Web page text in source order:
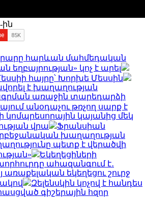
ին
հարևան մահմեդական
եղբայրության» կոչ է արել
հայրը՝ Խորխե Մեսսին
է խաղաղության
առաջին տարեդարձի
անօդաչու թռչող սարք է
կայանից մեկ
վրա
Ֆրանսիան
խաղաղության
պետք է վերածվի
Եկեղեցիների
ահազանգում է․
եկեղեցու շուրջ
Զելենսկին կոչով է հանդես
գիշերային հզոր